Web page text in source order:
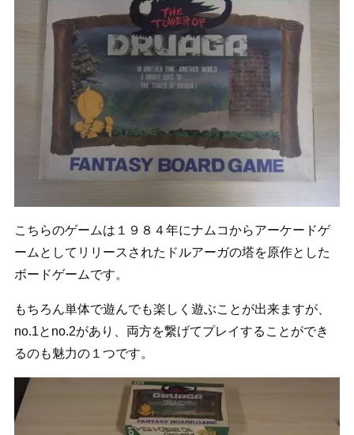
こちらのゲームは１９８４年にナムコからアーケードゲ
ームとしてリリースされたドルアーガの塔を原作とした
ボードゲームです。
もちろん単体で遊んでも楽しく遊ぶことが出来ますが、
no.1とno.2があり、両方を繋げてプレイすることができ
るのも魅力の１つです。